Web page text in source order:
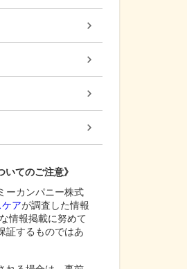
いてのご注意》
ーカンパニー株式
アが調査した情報
情報掲載に努めて
証するものではあ